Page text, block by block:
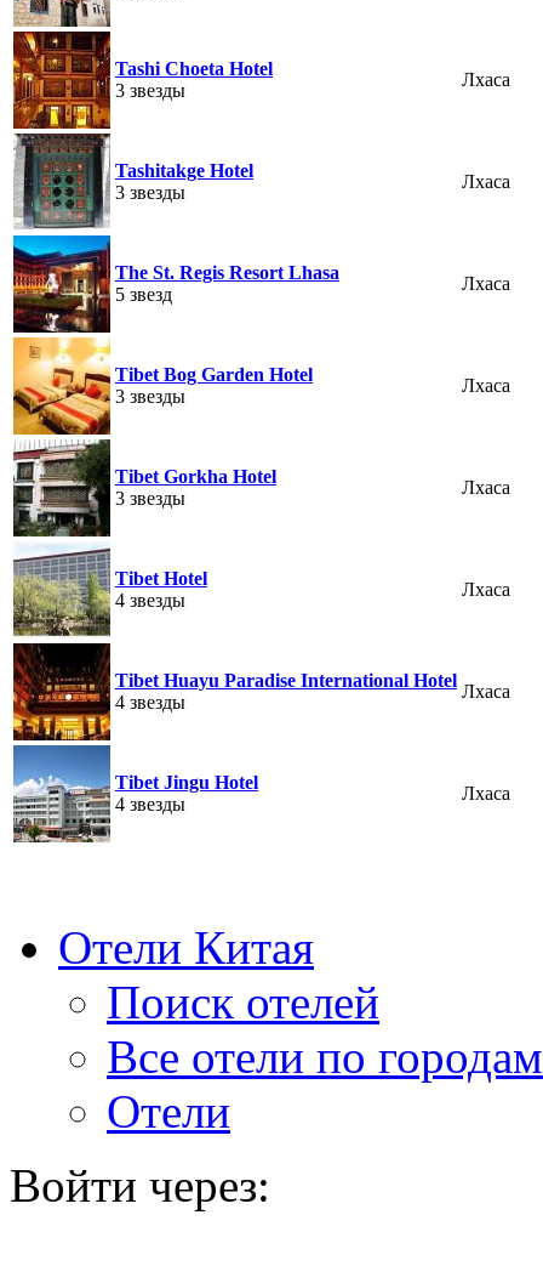
Tashi Choeta Hotel
3 звезды
Лхаса
Tashitakge Hotel
3 звезды
Лхаса
The St. Regis Resort Lhasa
5 звезд
Лхаса
Tibet Bog Garden Hotel
3 звезды
Лхаса
Tibet Gorkha Hotel
3 звезды
Лхаса
Tibet Hotel
4 звезды
Лхаса
Tibet Huayu Paradise International Hotel
4 звезды
Лхаса
Tibet Jingu Hotel
4 звезды
Лхаса
Отели Китая
Поиск отелей
Все отели по городам
Отели
Войти через: